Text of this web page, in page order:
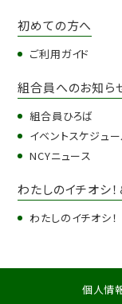
初めての方へ
ご利用ガイド
組合員へのお知ら
組合員ひろば
イベントスケジュ
NCYニュース
わたしのイチオシ！
わたしのイチオシ！
個人情